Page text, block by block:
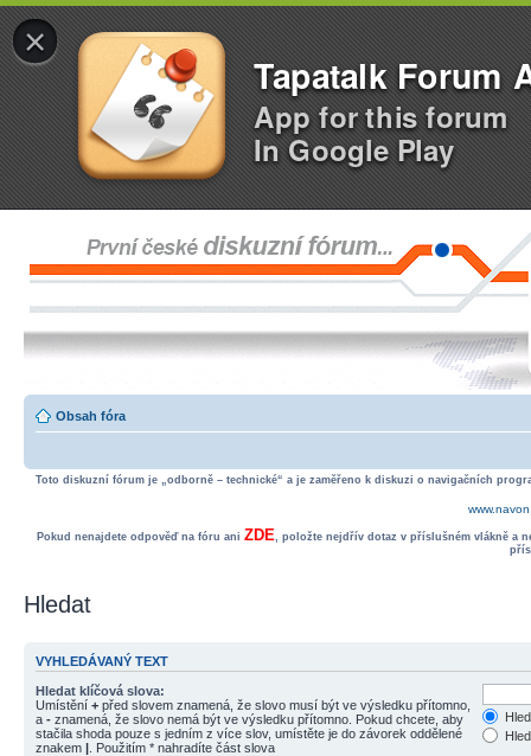
×
Tapatalk Forum
App for this forum
In Google Play
Obsah fóra
Toto diskuzní fórum je „odborně – technické“ a je zaměřeno k diskuzi o navigačních
Pokud nenajdete odpověď na fóru ani ZDE, položte nejdřív dotaz v příslušném vlákně a
Hledat
VYHLEDÁVANÝ TEXT
Hledat klíčová slova:
Umístění + před slovem znamená, že slovo musí být ve výsledku přítomno,
a - znamená, že slovo nemá být ve výsledku přítomno. Pokud chcete, aby
stačila shoda pouze s jedním z více slov, umístěte je do závorek oddělené
znakem | . Použitím * nahradíte část slova